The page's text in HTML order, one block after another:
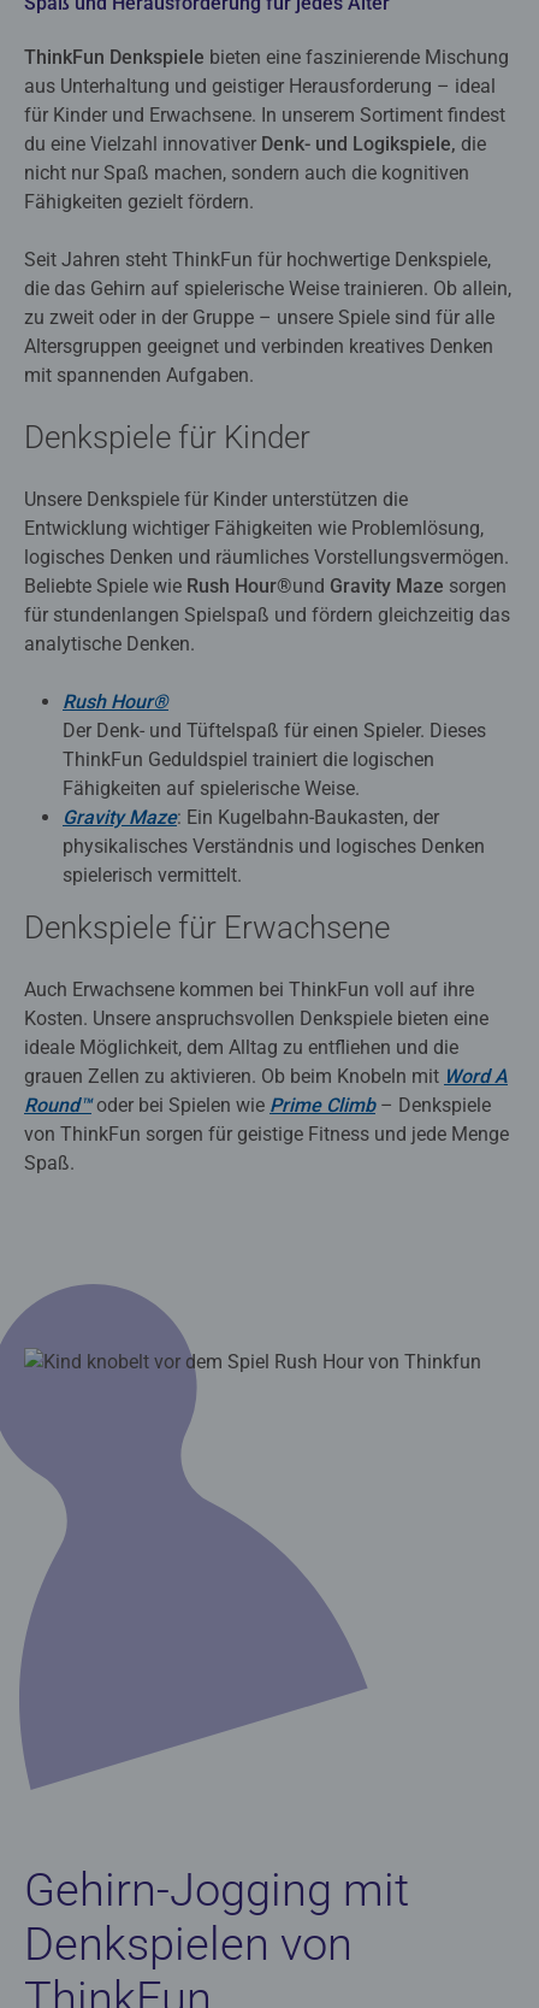
ThinkFun Denkspiele bieten eine faszinierende Mischung
aus Unterhaltung und geistiger Herausforderung – ideal
für Kinder und Erwachsene. In unserem Sortiment findest
du eine Vielzahl innovativer Denk- und Logikspiele, die
nicht nur Spaß machen, sondern auch die kognitiven
Fähigkeiten gezielt fördern.
Seit Jahren steht ThinkFun für hochwertige Denkspiele,
die das Gehirn auf spielerische Weise trainieren. Ob allein,
zu zweit oder in der Gruppe – unsere Spiele sind für alle
Altersgruppen geeignet und verbinden kreatives Denken
mit spannenden Aufgaben.
Denkspiele für Kinder
Unsere Denkspiele für Kinder unterstützen die
Entwicklung wichtiger Fähigkeiten wie Problemlösung,
logisches Denken und räumliches Vorstellungsvermögen.
Beliebte Spiele wie Rush Hour®und Gravity Maze sorgen
für stundenlangen Spielspaß und fördern gleichzeitig das
analytische Denken.
Rush Hour®
Der Denk- und Tüftelspaß für einen Spieler. Dieses
ThinkFun Geduldspiel trainiert die logischen
Fähigkeiten auf spielerische Weise.
Gravity Maze: Ein Kugelbahn-Baukasten, der
physikalisches Verständnis und logisches Denken
spielerisch vermittelt.
Denkspiele für Erwachsene
Auch Erwachsene kommen bei ThinkFun voll auf ihre
Kosten. Unsere anspruchsvollen Denkspiele bieten eine
ideale Möglichkeit, dem Alltag zu entfliehen und die
grauen Zellen zu aktivieren. Ob beim Knobeln mit Word A
Round™oder bei Spielen wie Prime Climb – Denkspiele
von ThinkFun sorgen für geistige Fitness und jede Menge
Spaß.
Gehirn-Jogging mit
Denkspielen von